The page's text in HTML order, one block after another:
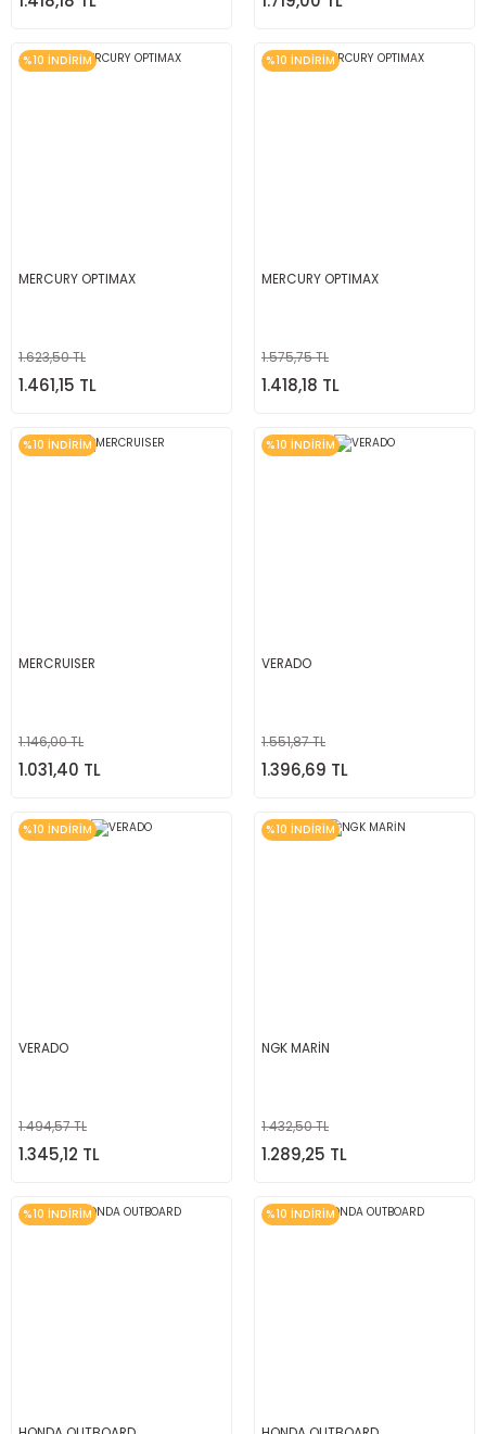
%10 İNDİRİM
MERCURY OPTIMAX
1.623,50 TL
1.461,15 TL
%10 İNDİRİM
MERCURY OPTIMAX
1.575,75 TL
1.418,18 TL
%10 İNDİRİM
MERCRUISER
1.146,00 TL
1.031,40 TL
%10 İNDİRİM
VERADO
1.551,87 TL
1.396,69 TL
%10 İNDİRİM
VERADO
1.494,57 TL
1.345,12 TL
%10 İNDİRİM
NGK MARİN
1.432,50 TL
1.289,25 TL
%10 İNDİRİM %10 İNDİRİM